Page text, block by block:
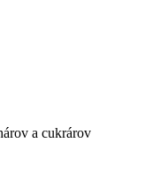
a cukrárov